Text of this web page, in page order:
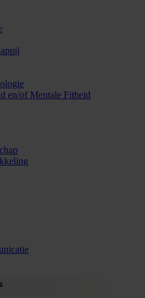
en/of Mentale Fitheid